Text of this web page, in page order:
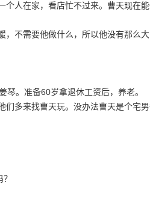
人在家，看店忙不过来。曹天现在
不需要他做什么，所以他没有那么
。准备60岁拿退休工资后，养老。
多来找曹天玩。没办法曹天是个宅